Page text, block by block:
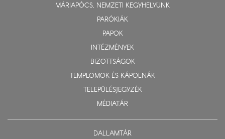
MÁRIAPÓCS, NEMZETI KEGYHELYÜNK
PARÓKIÁK
PAPOK
INTÉZMÉNYEK
BIZOTTSÁGOK
TEMPLOMOK ÉS KÁPOLNÁK
TELEPÜLÉSJEGYZÉK
MÉDIATÁR
DALLAMTÁR